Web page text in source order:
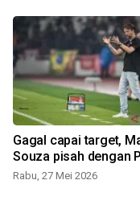
Gagal capai target,
Souza pisah dengan
Rabu, 27 Mei 2026